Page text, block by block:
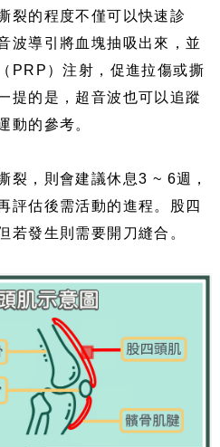
裂的程度不僅可以快速診
波導引將血塊抽吸出來，並
PRP）注射，促進拉傷或撕
提的是，超音波也可以追蹤
動的參考。
裂，則會建議休息3 ~ 6週，
評估後需活動的進程。股四
若發生則需要開刀縫合。